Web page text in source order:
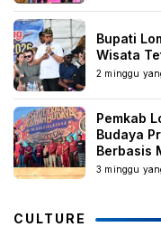
Bupati
Wisata
2 minggu
Pemkab
Budaya
Berbasis
3 minggu
CULTURE